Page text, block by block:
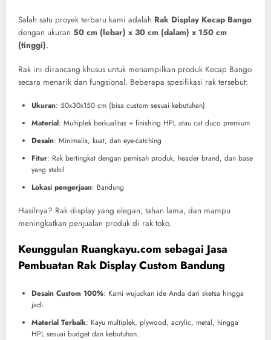
Salah satu proyek terbaru kami adalah Rak Display Kecap Bango
dengan ukuran 50 cm (lebar) x 30 cm (dalam) x 150 cm
(tinggi).
Rak ini dirancang khusus untuk menampilkan produk Kecap Bango
secara menarik dan fungsional. Beberapa spesifikasi rak tersebut:
Ukuran: 50x30x150 cm (bisa custom sesuai kebutuhan)
Material: Multiplek berkualitas + finishing HPL atau cat duco premium
Desain: Minimalis, kuat, dan eye-catching
Fitur: Rak bertingkat dengan pemisah produk, header brand, dan base
yang stabil
Lokasi pengerjaan: Bandung
Hasilnya? Rak display yang elegan, tahan lama, dan mampu
meningkatkan penjualan produk di rak toko.
Keunggulan Ruangkayu.com sebagai Jasa
Pembuatan Rak Display Custom Bandung
Desain Custom 100%: Kami wujudkan ide Anda dari sketsa hingga
jadi.
Material Terbaik: Kayu multiplek, plywood, acrylic, metal, hingga
HPL sesuai budget dan kebutuhan.